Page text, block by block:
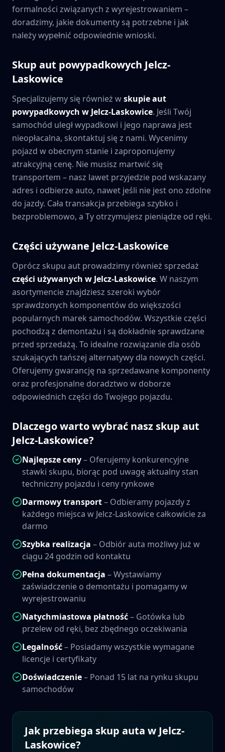
formalności związanych z wyrejestrowaniem –
doradzimy, jakie dokumenty są potrzebne i jak
należy wypełnić odpowiednie wnioski.
Skup aut powypadkowych Jelcz-
Laskowice
Specjalizujemy się również wskupie aut
powypadkowych w Jelcz-Laskowice. Jeśli Twój
samochód uległ wypadkowi i jego naprawa jest
nieopłacalna, skontaktuj się z nami. Wycenimy
pojazd w obecnym stanie i zaproponujemy
atrakcyjną cenę. Nie musisz martwić się
transportem – nasz lawet przyjedzie pod wskazany
adres i odbierze auto, nawet jeśli nie jest ono zdolne
do jazdy. Cała transakcja przebiega szybko i
bezproblemowo, a Ty otrzymujesz pieniądze od ręki.
Części używane Jelcz-Laskowice
Oprócz skupu aut prowadzimy również sprzedaż
części używanych w Jelcz-Laskowice. W naszym
asortymencie znajdziesz szeroki wybór
sprawdzonych komponentów do większości
popularnych marek samochodów. Wszystkie części
pochodzą z demontażu i są dokładnie sprawdzane
przed sprzedażą. To idealne rozwiązanie dla osób
szukających tańszej alternatywy dla nowych części.
Oferujemy gwarancję na sprzedawane komponenty
oraz profesjonalne doradztwo w doborze
odpowiednich części do Twojego pojazdu.
Dlaczego warto wybrać nasz skup aut
Jelcz-Laskowice?
Najlepsze ceny– Oferujemy konkurencyjne
stawki skupu, biorąc pod uwagę aktualny stan
techniczny pojazdu i ceny rynkowe
Darmowy transport– Odbieramy pojazdy z
każdego miejsca w Jelcz-Laskowice całkowicie za
darmo
Szybka realizacja – Odbiór auta możliwy już w
ciągu 24 godzin od kontaktu
Pełna dokumentacja – Wystawiamy
zaświadczenie o demontażu i pomagamy w
wyrejestrowaniu
Natychmiastowa płatność– Gotówka lub
przelew od ręki, bez zbędnego oczekiwania
Legalność– Posiadamy wszystkie wymagane
licencje i certyfikaty
Doświadczenie– Ponad 15 lat na rynku skupu
samochodów
Jak przebiega skup auta w Jelcz-
Laskowice?